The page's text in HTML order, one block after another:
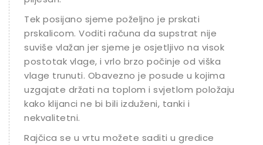
Tek posijano sjeme poželjno je prskati
prskalicom. Voditi računa da supstrat nije
suviše vlažan jer sjeme je osjetljivo na visok
postotak vlage, i vrlo brzo počinje od viška
vlage trunuti. Obavezno je posude u kojima
uzgajate držati na toplom i svjetlom položaju
kako klijanci ne bi bili izduženi, tanki i
nekvalitetni.
Rajčica se u vrtu možete saditi u gredice